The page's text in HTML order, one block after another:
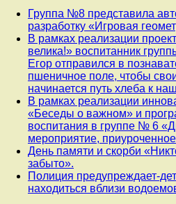
Группа №8 представила
разработку «Игровая
В рамках реализации
велика!» воспитанник
Егор отправился в
пшеничное поле, чтобы
начинается путь хлеба к
В рамках реализации
«Беседы о важном» и
воспитания в группе № 6
мероприятие,
День памяти и скорби
забыто».
Полиция предупреждает-
находиться вблизи